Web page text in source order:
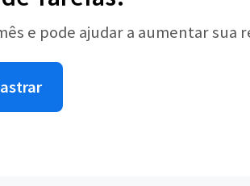
e pode ajudar a aumentar sua